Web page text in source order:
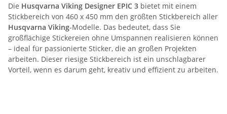
Die Husqvarna Viking Designer EPIC 3 bietet mit einem
Stickbereich von 460 x 450 mm den größten Stickbereich aller
Husqvarna Viking-Modelle. Das bedeutet, dass Sie
großflächige Stickereien ohne Umspannen realisieren können
– ideal für passionierte Sticker, die an großen Projekten
arbeiten. Dieser riesige Stickbereich ist ein unschlagbarer
Vorteil, wenn es darum geht, kreativ und effizient zu arbeiten.